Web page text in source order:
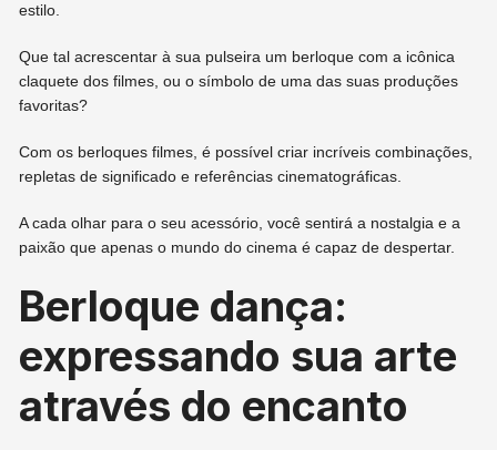
estilo.
Que tal acrescentar à sua pulseira um berloque com a icônica
claquete dos filmes, ou o símbolo de uma das suas produções
favoritas?
Com os berloques filmes, é possível criar incríveis combinações,
repletas de significado e referências cinematográficas.
A cada olhar para o seu acessório, você sentirá a nostalgia e a
paixão que apenas o mundo do cinema é capaz de despertar.
Berloque dança:
expressando sua arte
através do encanto